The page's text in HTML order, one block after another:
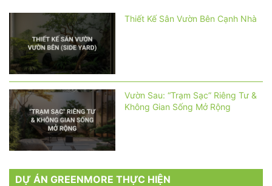
Thiết Kế Sân Vườn Bên Cạnh Nhà
Vườn Sau: “Trạm Sạc” Riêng Tư &
Không Gian Sống Mở Rộng
DỰ ÁN GREENMORE THỰC HIỆN